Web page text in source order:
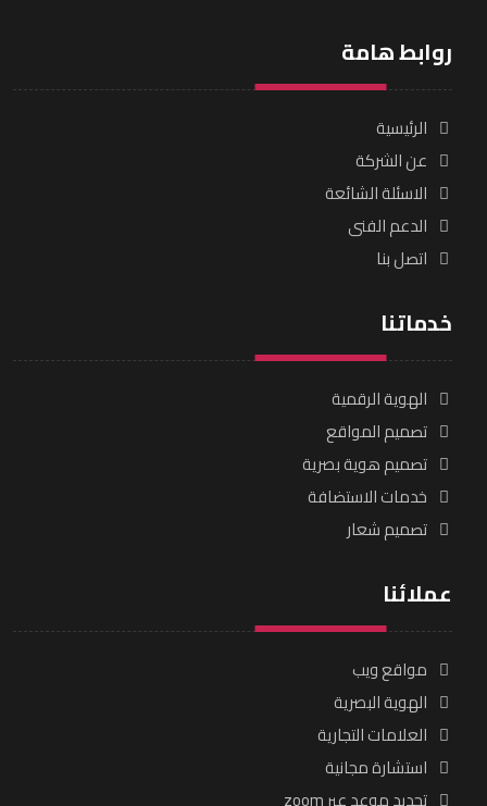
روابط هامة
الرئيسية
عن الشركة
الاسئلة الشائعة
الدعم الفنى
اتصل بنا
خدماتنا
الهوية الرقمية
تصميم المواقع
تصميم هوية بصرية
خدمات الاستضافة
تصميم شعار
عملائنا
مواقع ويب
الهوية البصرية
العلامات التجارية
استشارة مجانية